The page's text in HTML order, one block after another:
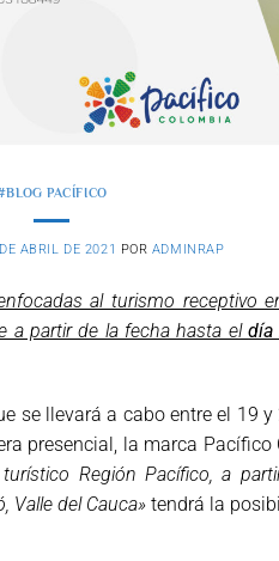
PACÍFICO
ABRIL DE 2021 POR ADMINRAP
al turismo receptivo
a partir de la fecha hasta eldía
se llevará a cabo entre el 19
presencial, la marca Pacífico
Región Pacífico, a
Valle del Cauca» tendrá la